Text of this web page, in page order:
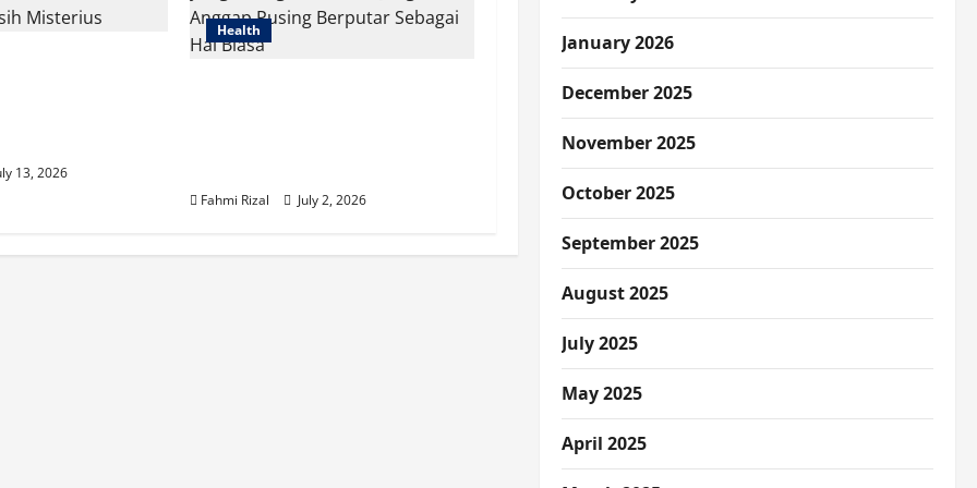
13, 2026
Health
Fahmi Rizal July 2, 2026
January 2026
December 2025
November 2025
October 2025
September 2025
August 2025
July 2025
May 2025
April 2025